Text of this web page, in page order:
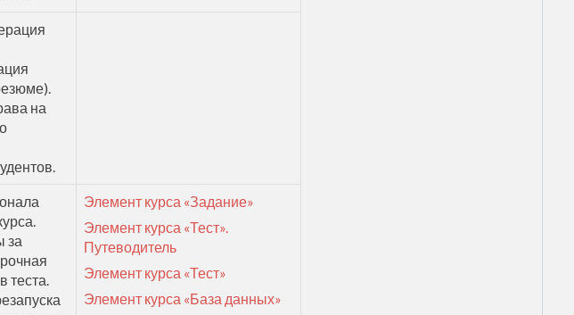
на
за
теста.
Элемент курса «Задание»
Элемент курса «Тест».
Путеводитель
Элемент курса «Тест»
Элемент курса «База данных»